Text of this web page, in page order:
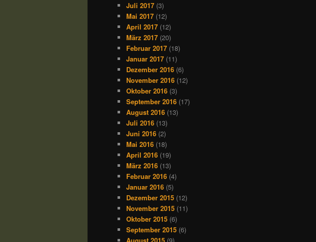
Juli 2017 (3)
Mai 2017 (12)
April 2017 (12)
März 2017 (20)
Februar 2017 (18)
Januar 2017 (11)
Dezember 2016 (6)
November 2016 (12)
Oktober 2016 (3)
September 2016 (17)
August 2016 (13)
Juli 2016 (13)
Juni 2016 (2)
Mai 2016 (18)
April 2016 (19)
März 2016 (13)
Februar 2016 (4)
Januar 2016 (5)
Dezember 2015 (12)
November 2015 (11)
Oktober 2015 (6)
September 2015 (6)